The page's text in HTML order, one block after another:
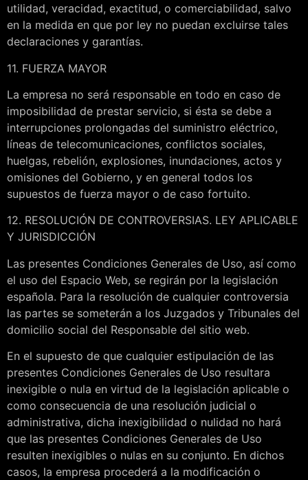
utilidad, veracidad, exactitud, o comerciabilidad, salvo
en la medida en que por ley no puedan excluirse tales
declaraciones y garantías.
11. FUERZA MAYOR
La empresa no será responsable en todo en caso de
imposibilidad de prestar servicio, si ésta se debe a
interrupciones prolongadas del suministro eléctrico,
líneas de telecomunicaciones, conflictos sociales,
huelgas, rebelión, explosiones, inundaciones, actos y
omisiones del Gobierno, y en general todos los
supuestos de fuerza mayor o de caso fortuito.
12. RESOLUCIÓN DE CONTROVERSIAS. LEY APLICABLE
Y JURISDICCIÓN
Las presentes Condiciones Generales de Uso, así como
el uso del Espacio Web, se regirán por la legislación
española. Para la resolución de cualquier controversia
las partes se someterán a los Juzgados y Tribunales del
domicilio social del Responsable del sitio web.
En el supuesto de que cualquier estipulación de las
presentes Condiciones Generales de Uso resultara
inexigible o nula en virtud de la legislación aplicable o
como consecuencia de una resolución judicial o
administrativa, dicha inexigibilidad o nulidad no hará
que las presentes Condiciones Generales de Uso
resulten inexigibles o nulas en su conjunto. En dichos
casos, la empresa procederá a la modificación o